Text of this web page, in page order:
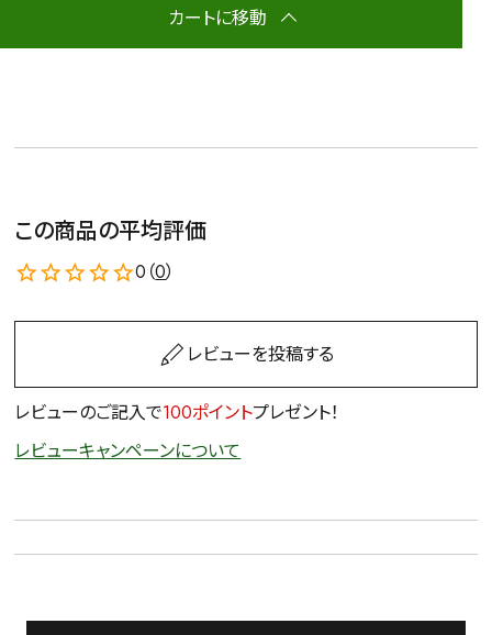
カートに移動
この商品の平均評価
0（0）
レビューを投稿する
レビューのご記入で100ポイントプレゼント！
レビューキャンペーンについて